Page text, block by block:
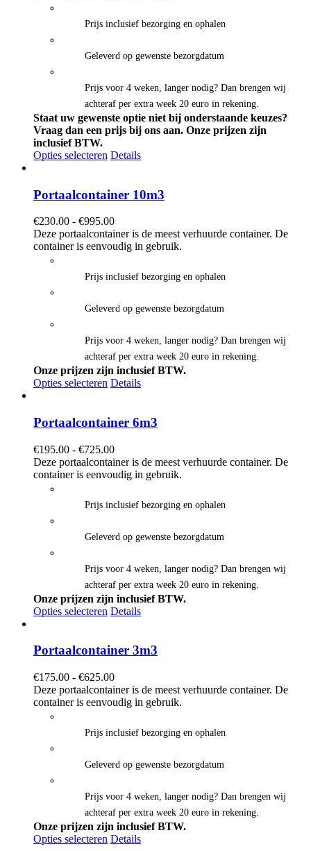
Prijs inclusief bezorging en ophalen
Geleverd op gewenste bezorgdatum
Prijs voor 4 weken, langer nodig? Dan brengen wij
achteraf per extra week 20 euro in rekening.
Staat uw gewenste optie niet bij onderstaande keuzes?
Vraag dan een prijs bij ons aan. Onze prijzen zijn
inclusief BTW.
Opties selecteren Details
Portaalcontainer 10m3
€230.00 - €995.00Prijsklasse:
€230.00
tot
Deze portaalcontainer is de meest verhuurde container. De
container is eenvoudig in gebruik.
Prijs inclusief bezorging en ophalen
Geleverd op gewenste bezorgdatum
Prijs voor 4 weken, langer nodig? Dan brengen wij
achteraf per extra week 20 euro in rekening.
Onze prijzen zijn inclusief BTW.
Opties selecteren Details
Portaalcontainer 6m3
€195.00 - €725.00Prijsklasse:
€195.00
tot
Deze portaalcontainer is de meest verhuurde container. De
container is eenvoudig in gebruik.
Prijs inclusief bezorging en ophalen
Geleverd op gewenste bezorgdatum
Prijs voor 4 weken, langer nodig? Dan brengen wij
achteraf per extra week 20 euro in rekening.
Onze prijzen zijn inclusief BTW.
Opties selecteren Details
Portaalcontainer 3m3
€175.00 - €625.00Prijsklasse:
€175.00
tot
Deze portaalcontainer is de meest verhuurde container. De
container is eenvoudig in gebruik.
Prijs inclusief bezorging en ophalen
Geleverd op gewenste bezorgdatum
Prijs voor 4 weken, langer nodig? Dan brengen wij
achteraf per extra week 20 euro in rekening.
Onze prijzen zijn inclusief BTW.
Opties selecteren Details